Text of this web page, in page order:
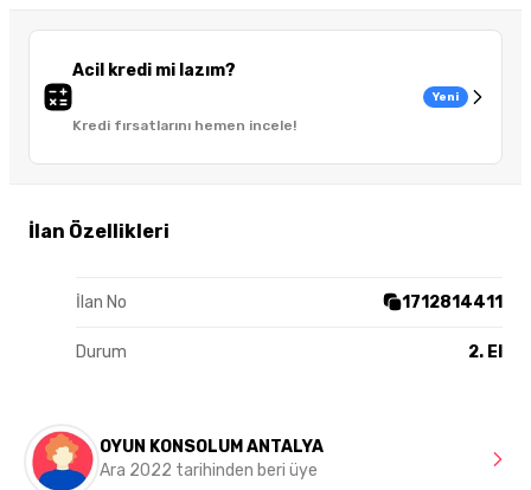
Acil kredi mi lazım?
Kredi fırsatlarını hemen incele!
Yeni
İlan Özellikleri
İlan No 1712814411
Durum 2. El
OYUN KONSOLUM ANTALYA
Ara 2022 tarihinden beri üye